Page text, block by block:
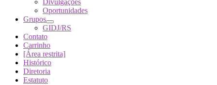
Divulgações
Oportunidades
Grupos
GIDJ/RS
Contato
Carrinho
[Área restrita]
Histórico
Diretoria
Estatuto